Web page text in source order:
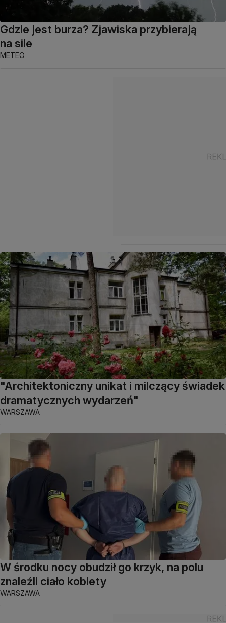
Gdzie jest burza? Zjawiska przybierają
na sile
METEO
"Architektoniczny unikat i milczący świadek
dramatycznych wydarzeń"
WARSZAWA
W środku nocy obudził go krzyk, na polu
znaleźli ciało kobiety
WARSZAWA